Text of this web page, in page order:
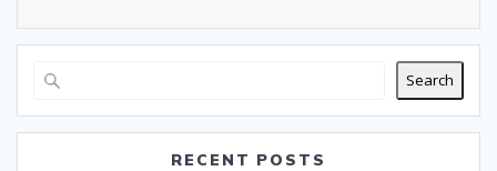
Search
RECENT POSTS